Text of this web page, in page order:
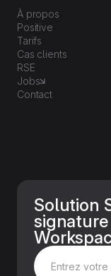
À propos
Positive
Tarifs
Cas clients
RSE
Jobs
Contact
Solution